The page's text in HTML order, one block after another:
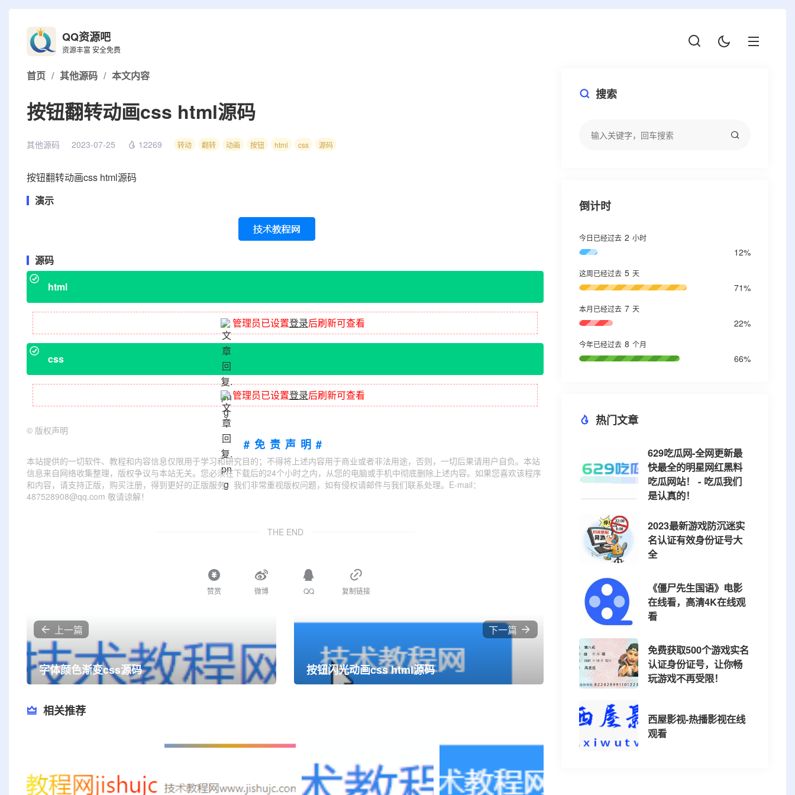
QQ资源吧
资源丰富 安全免费
首页 / 其他源码 / 本文内容
按钮翻转动画css html源码
其他源码 2023-07-25 12269 转动 翻转 动画 按钮 html css 源码
按钮翻转动画css html源码
演示
源码
html
管理员已设置登录后刷新可查看
css
管理员已设置登录后刷新可查看
© 版权声明
#免责声明#
本站提供的一切软件、教程和内容信息仅限用于学习和研究目的；不得将上述内容用于商业或者非法用途，否则，一切后果请用户自负。本站
信息来自网络收集整理，版权争议与本站无关。您必须在下载后的24个小时之内，从您的电脑或手机中彻底删除上述内容。如果您喜欢该程序
和内容，请支持正版，购买注册，得到更好的正版服务。我们非常重视版权问题，如有侵权请邮件与我们联系处理。E-mail：
487528908@qq.com 敬请谅解！
THE END
赞赏 微博 QQ 复制链接
上一篇
字体颜色渐变css源码
下一篇
按钮闪光动画css html源码
相关推荐
搜索
倒计时
今日已经过去 2 小时
12%
这周已经过去 5 天
71%
本月已经过去 7 天
22%
今年已经过去 8 个月
66%
热门文章
629吃瓜网-全网更新最
快最全的明星网红黑料
吃瓜网站！ - 吃瓜我们
是认真的！
2023最新游戏防沉迷实
名认证有效身份证号大
全
《僵尸先生国语》电影
在线看，高清4K在线观
看
免费获取500个游戏实名
认证身份证号，让你畅
玩游戏不再受限！
西屋影视-热播影视在线
观看